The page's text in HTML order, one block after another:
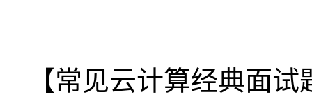
【常见云计算经典面